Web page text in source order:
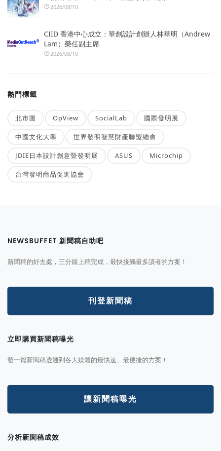
2026/08/10
CIID 香港中心成立：華創設計創辦人林華明（Andrew
Lam）榮任副主席
2026/08/10
熱門標籤
北市圖 OpView SocialLab 國際發明展
中國文化大學 世界發明智慧財產聯盟總會
JDIE日本設計創意暨發明展 ASUS Microchip
台灣發明商品促進協會
NEWSBUFFET 新聞稿自助吧
新聞稿的好去處，三分鐘上稿完成，最快接觸最多讀者的方案！
刊登新聞稿
立即購買新聞稿曝光
發一篇新聞稿透通到各大媒體的最快速、最便捷的方案！
讓新聞稿曝光
分析新聞稿成效